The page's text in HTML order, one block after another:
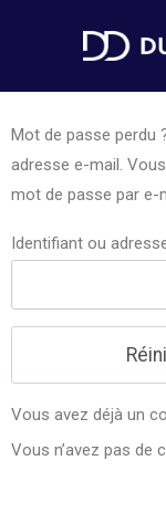
Mot de passe perdu
adresse e-mail.
mot de passe par e-
Identifiant ou
Vous avez déjà un
Vous n’avez pas de